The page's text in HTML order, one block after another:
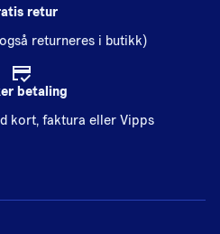
retur
returneres i butikk)
betaling
kort, faktura eller Vipps